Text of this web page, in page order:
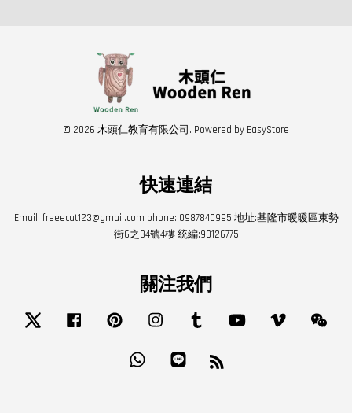
© 2026 木頭仁教育有限公司. Powered by EasyStore
快速連結
Email: freeecat123@gmail.com phone: 0987840995 地址:基隆市暖暖區東勢
街6之34號4樓 統編:90126775
關注我們
Twitter Facebook Pinterest Instagram Tumblr YouTube Vimeo
Whatsapp